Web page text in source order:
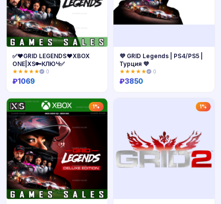
Купить
✅❤️GRID LEGENDS❤️XBOX
ONE|XS🔑КЛЮЧ✅
★★★★★ 0
₽1069
💜 GRID Legends | PS4/PS5 |
Турция 💜
★★★★★ 0
₽3850
1% 1%